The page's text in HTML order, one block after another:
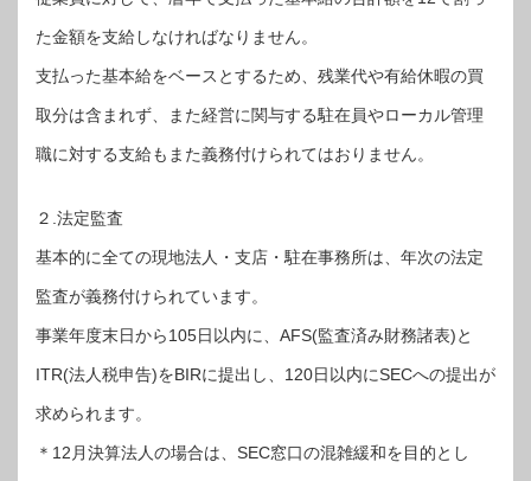
た金額を支給しなければなりません。
支払った基本給をベースとするため、残業代や有給休暇の買
取分は含まれず、また経営に関与する駐在員やローカル管理
職に対する支給もまた義務付けられてはおりません。
２.法定監査
基本的に全ての現地法人・支店・駐在事務所は、年次の法定
監査が義務付けられています。
事業年度末日から105日以内に、AFS(監査済み財務諸表)と
ITR(法人税申告)をBIRに提出し、120日以内にSECへの提出が
求められます。
＊12月決算法人の場合は、SEC窓口の混雑緩和を目的とし